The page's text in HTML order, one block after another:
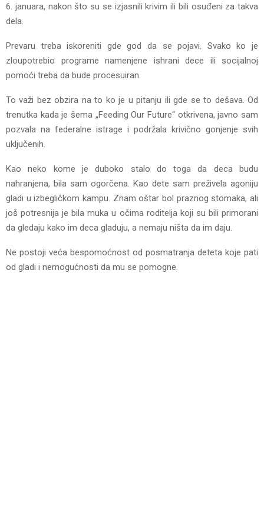
6. januara, nakon što su se izjasnili krivim ili bili osuđeni za takva
dela.
Prevaru treba iskoreniti gde god da se pojavi. Svako ko je
zloupotrebio programe namenjene ishrani dece ili socijalnoj
pomoći treba da bude procesuiran.
To važi bez obzira na to ko je u pitanju ili gde se to dešava. Od
trenutka kada je šema „Feeding Our Future“ otkrivena, javno sam
pozvala na federalne istrage i podržala krivično gonjenje svih
uključenih.
Kao neko kome je duboko stalo do toga da deca budu
nahranjena, bila sam ogorčena. Kao dete sam preživela agoniju
gladi u izbegličkom kampu. Znam oštar bol praznog stomaka, ali
još potresnija je bila muka u očima roditelja koji su bili primorani
da gledaju kako im deca gladuju, a nemaju ništa da im daju.
Ne postoji veća bespomoćnost od posmatranja deteta koje pati
od gladi i nemogućnosti da mu se pomogne.